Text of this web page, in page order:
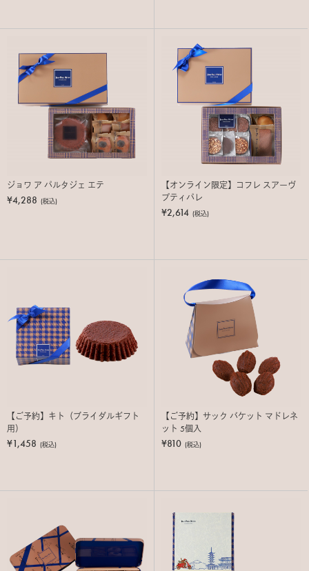
ジョワ ア パルタジェ エテ
¥4,288 (税込)
【オンライン限定】コフレ スアーヴ
プティパレ
¥2,614 (税込)
【ご予約】キト（ブライダルギフト
用）
¥1,458 (税込)
【ご予約】サック バケット マドレネ
ット 5個入
¥810 (税込)